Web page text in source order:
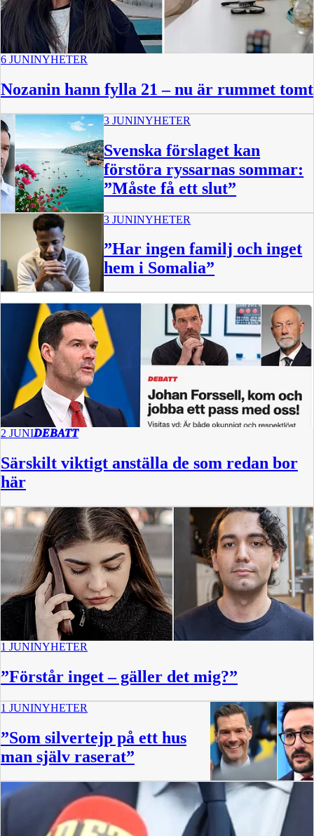
6 JUNINYHETER
Nozanin hann fylla 21 – nu är rummet tomt
3 JUNINYHETER
Svenska förslaget kan
förstöra ryssarnas sommar:
”Måste få ett slut”
3 JUNINYHETER
”Har ingen familj och inget
hem i Somalia”
2 JUNIDEBATT
Särskilt viktigt anställa de som redan bor
här
1 JUNINYHETER
”Förstår inget – gäller det mig?”
1 JUNINYHETER
”Som silvertejp på ett hus
man själv raserat”